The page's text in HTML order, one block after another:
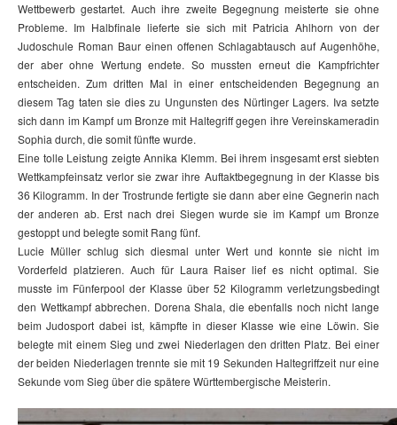
Wettbewerb gestartet. Auch ihre zweite Begegnung meisterte sie ohne
Probleme. Im Halbfinale lieferte sie sich mit Patricia Ahlhorn von der
Judoschule Roman Baur einen offenen Schlagabtausch auf Augenhöhe,
der aber ohne Wertung endete. So mussten erneut die Kampfrichter
entscheiden. Zum dritten Mal in einer entscheidenden Begegnung an
diesem Tag taten sie dies zu Ungunsten des Nürtinger Lagers. Iva setzte
sich dann im Kampf um Bronze mit Haltegriff gegen ihre Vereinskameradin
Sophia durch, die somit fünfte wurde.
Eine tolle Leistung zeigte Annika Klemm. Bei ihrem insgesamt erst siebten
Wettkampfeinsatz verlor sie zwar ihre Auftaktbegegnung in der Klasse bis
36 Kilogramm. In der Trostrunde fertigte sie dann aber eine Gegnerin nach
der anderen ab. Erst nach drei Siegen wurde sie im Kampf um Bronze
gestoppt und belegte somit Rang fünf.
Lucie Müller schlug sich diesmal unter Wert und konnte sie nicht im
Vorderfeld platzieren. Auch für Laura Raiser lief es nicht optimal. Sie
musste im Fünferpool der Klasse über 52 Kilogramm verletzungsbedingt
den Wettkampf abbrechen. Dorena Shala, die ebenfalls noch nicht lange
beim Judosport dabei ist, kämpfte in dieser Klasse wie eine Löwin. Sie
belegte mit einem Sieg und zwei Niederlagen den dritten Platz. Bei einer
der beiden Niederlagen trennte sie mit 19 Sekunden Haltegriffzeit nur eine
Sekunde vom Sieg über die spätere Württembergische Meisterin.